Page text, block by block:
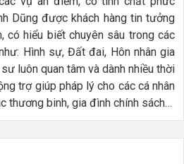
Dũng được khách hàng tin tưởng
có hiểu biết chuyên sâu trong các
Hình sự, Đất đai, Hôn nhân gia
luôn quan tâm và dành nhiều thời
trợ giúp pháp lý cho các cá nhân
thương binh, gia đình chính sách…